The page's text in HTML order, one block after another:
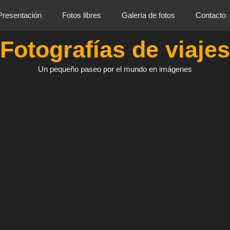
Fotos libres Galería de fotos Contacto
Fotografías de viajes
Un pequeño paseo por el mundo en imágenes